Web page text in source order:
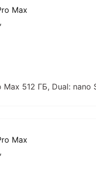
512 ГБ, Dual: nano